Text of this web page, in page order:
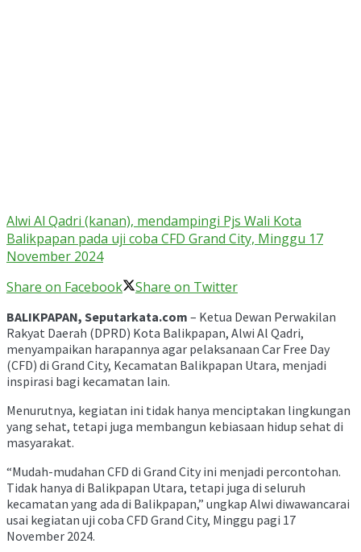
Alwi Al Qadri (kanan), mendampingi Pjs Wali Kota
Balikpapan pada uji coba CFD Grand City, Minggu 17
November 2024
Share on Facebook
Share on Twitter
BALIKPAPAN, Seputarkata.com – Ketua Dewan Perwakilan
Rakyat Daerah (DPRD) Kota Balikpapan, Alwi Al Qadri,
menyampaikan harapannya agar pelaksanaan Car Free Day
(CFD) di Grand City, Kecamatan Balikpapan Utara, menjadi
inspirasi bagi kecamatan lain.
Menurutnya, kegiatan ini tidak hanya menciptakan lingkungan
yang sehat, tetapi juga membangun kebiasaan hidup sehat di
masyarakat.
“Mudah-mudahan CFD di Grand City ini menjadi percontohan.
Tidak hanya di Balikpapan Utara, tetapi juga di seluruh
kecamatan yang ada di Balikpapan,” ungkap Alwi diwawancarai
usai kegiatan uji coba CFD Grand City, Minggu pagi 17
November 2024.